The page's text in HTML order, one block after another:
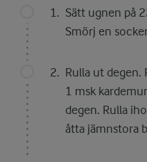
Sätt ugnen på
Smörj en
Rulla ut degen.
1 msk
degen. Rulla
åtta jämnstora